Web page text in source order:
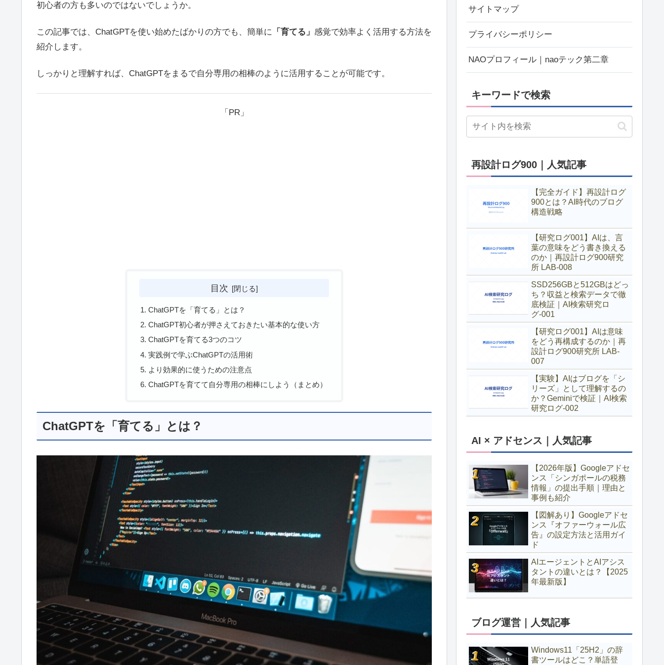
初心者の方も多いのではないでしょうか。
この記事では、ChatGPTを使い始めたばかりの方でも、簡単に 「育てる」 感覚で効率よく活用する方法を
紹介します。
しっかりと理解すれば、ChatGPTをまるで自分専用の相棒のように活用することが可能です。
「PR」
目次
ChatGPTを「育てる」とは？
ChatGPT初心者が押さえておきたい基本的な使い方
ChatGPTを育てる3つのコツ
実践例で学ぶChatGPTの活用術
より効果的に使うための注意点
ChatGPTを育てて自分専用の相棒にしよう（まとめ）
ChatGPTを「育てる」とは？
サイトマップ
プライバシーポリシー
NAOプロフィール｜naoテック第二章
キーワードで検索
再設計ログ900｜人気記事
【完全ガイド】再設計ログ
900とは？AI時代のブログ
構造戦略
【研究ログ001】AIは、言
葉の意味をどう書き換える
のか｜再設計ログ900研究
所 LAB-008
SSD256GBと512GBはどっ
ち？収益と検索データで徹
底検証｜AI検索研究ロ
グ-001
【研究ログ001】AIは意味
をどう再構成するのか｜再
設計ログ900研究所 LAB-
007
【実験】AIはブログを「シ
リーズ」として理解するの
か？Geminiで検証｜AI検索
研究ログ-002
AI × アドセンス｜人気記事
【2026年版】Googleアドセ
ンス「シンガポールの税務
情報」の提出手順｜理由と
事例も紹介
【図解あり】Googleアドセ
ンス『オファーウォール広
告』の設定方法と活用ガイ
ド
AIエージェントとAIアシス
タントの違いとは？【2025
年最新版】
ブログ運営｜人気記事
Windows11「25H2」の辞
書ツールはどこ？単語登